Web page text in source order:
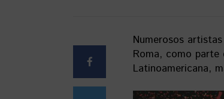
Numerosos
Roma, como parte
Latinoamericana,